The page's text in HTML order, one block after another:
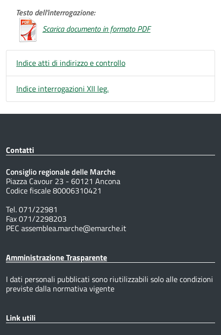
Testo dell'interrogazione:
Scarica documento in formato PDF
Indice atti di indirizzo e controllo
Indice interrogazioni XII leg.
Contatti
Consiglio regionale delle Marche
Piazza Cavour 23 - 60121 Ancona
Codice fiscale 80006310421
Tel. 071/22981
Fax 071/2298203
PEC assemblea.marche@emarche.it
Amministrazione Trasparente
I dati personali pubblicati sono riutilizzabili solo alle condizioni
previste dalla normativa vigente
Link utili